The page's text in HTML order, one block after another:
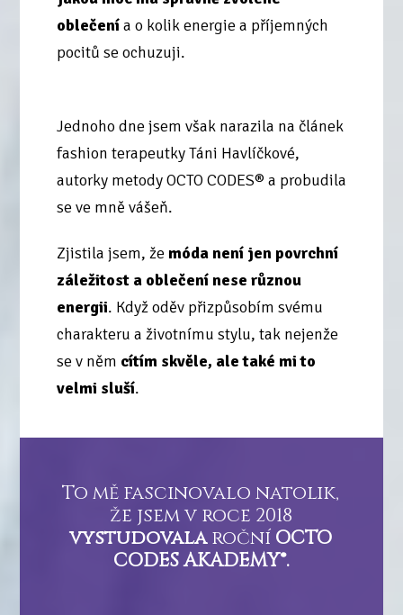
oblečenía o kolik energie a příjemných
pocitů se ochuzuji.
Jednoho dne jsem však narazila na článek
fashion terapeutky Táni Havlíčkové,
autorky metody OCTO CODES® a probudila
se ve mně vášeň.
Zjistila jsem, že móda není jen povrchní
záležitost a oblečení nese různou
energii. Když oděv přizpůsobím svému
charakteru a životnímu stylu, tak nejenže
se v něm cítím skvěle, ale také mi to
velmi sluší.
To mě fascinovalo natolik,
že jsem v roce 2018
vystudovalaroční OCTO
CODES AKADEMY®.